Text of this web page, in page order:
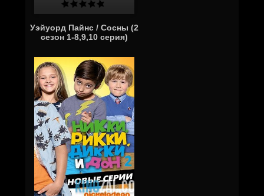
Уэйуорд Пайнс / Сосны (2
сезон 1-8,9,10 серия)